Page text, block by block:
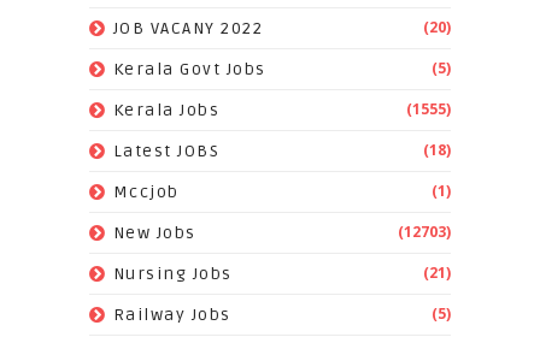
JOB VACANY 2022 (20)
Kerala Govt Jobs (5)
Kerala Jobs (1555)
Latest JOBS (18)
Mccjob (1)
New Jobs (12703)
Nursing Jobs (21)
Railway Jobs (5)